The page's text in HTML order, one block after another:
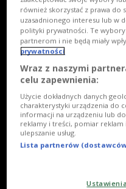
również skorzystać z prawa do
uzasadnionego interesu lub w
polityki prywatności. Te
partnerom i nie będą miały
prywatności
Wraz z naszymi
celu zapewnienia:
Użycie dokładnych danych
charakterystyki urządzenia do
informacji na urządzeniu lub
reklamy i treści, pomiar
ulepszanie usług.
Lista partnerów